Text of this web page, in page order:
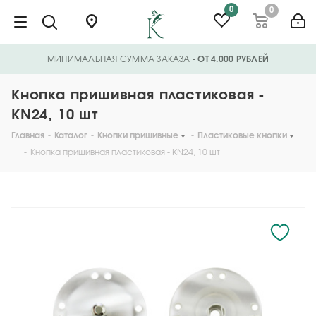
0 0
МИНИМАЛЬНАЯ СУММА ЗАКАЗА - ОТ 4.000 РУБЛЕЙ
Кнопка пришивная пластиковая -
KN24, 10 шт
Главная - Каталог - Кнопки пришивные - Пластиковые кнопки
- Кнопка пришивная пластиковая - KN24, 10 шт